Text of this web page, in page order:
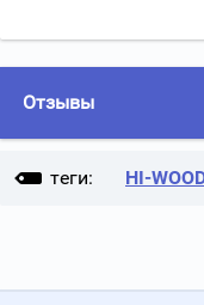
Отзывы
теги: HI-